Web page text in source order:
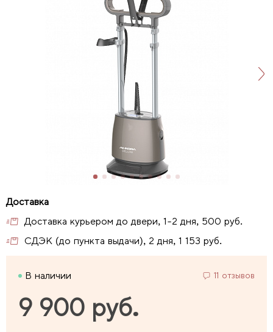
Доставка курьером до двери, 1-2 дня, 500 руб.
СДЭК (до пункта выдачи), 2 дня, 1 153 руб.
В наличии 11 отзывов
9 900 руб.